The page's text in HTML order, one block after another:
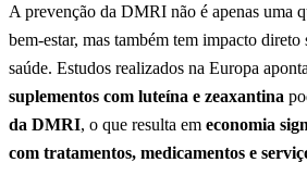
A prevenção da DMRI não é apenas uma
bem-estar, mas também tem impacto direto
saúde. Estudos realizados na Europa
suplementos com luteína e zeaxantina
da DMRI, o que resulta em economia
com tratamentos, medicamentos e